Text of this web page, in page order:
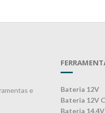
e
Bateria 12V
Bateria 12V
Bateria